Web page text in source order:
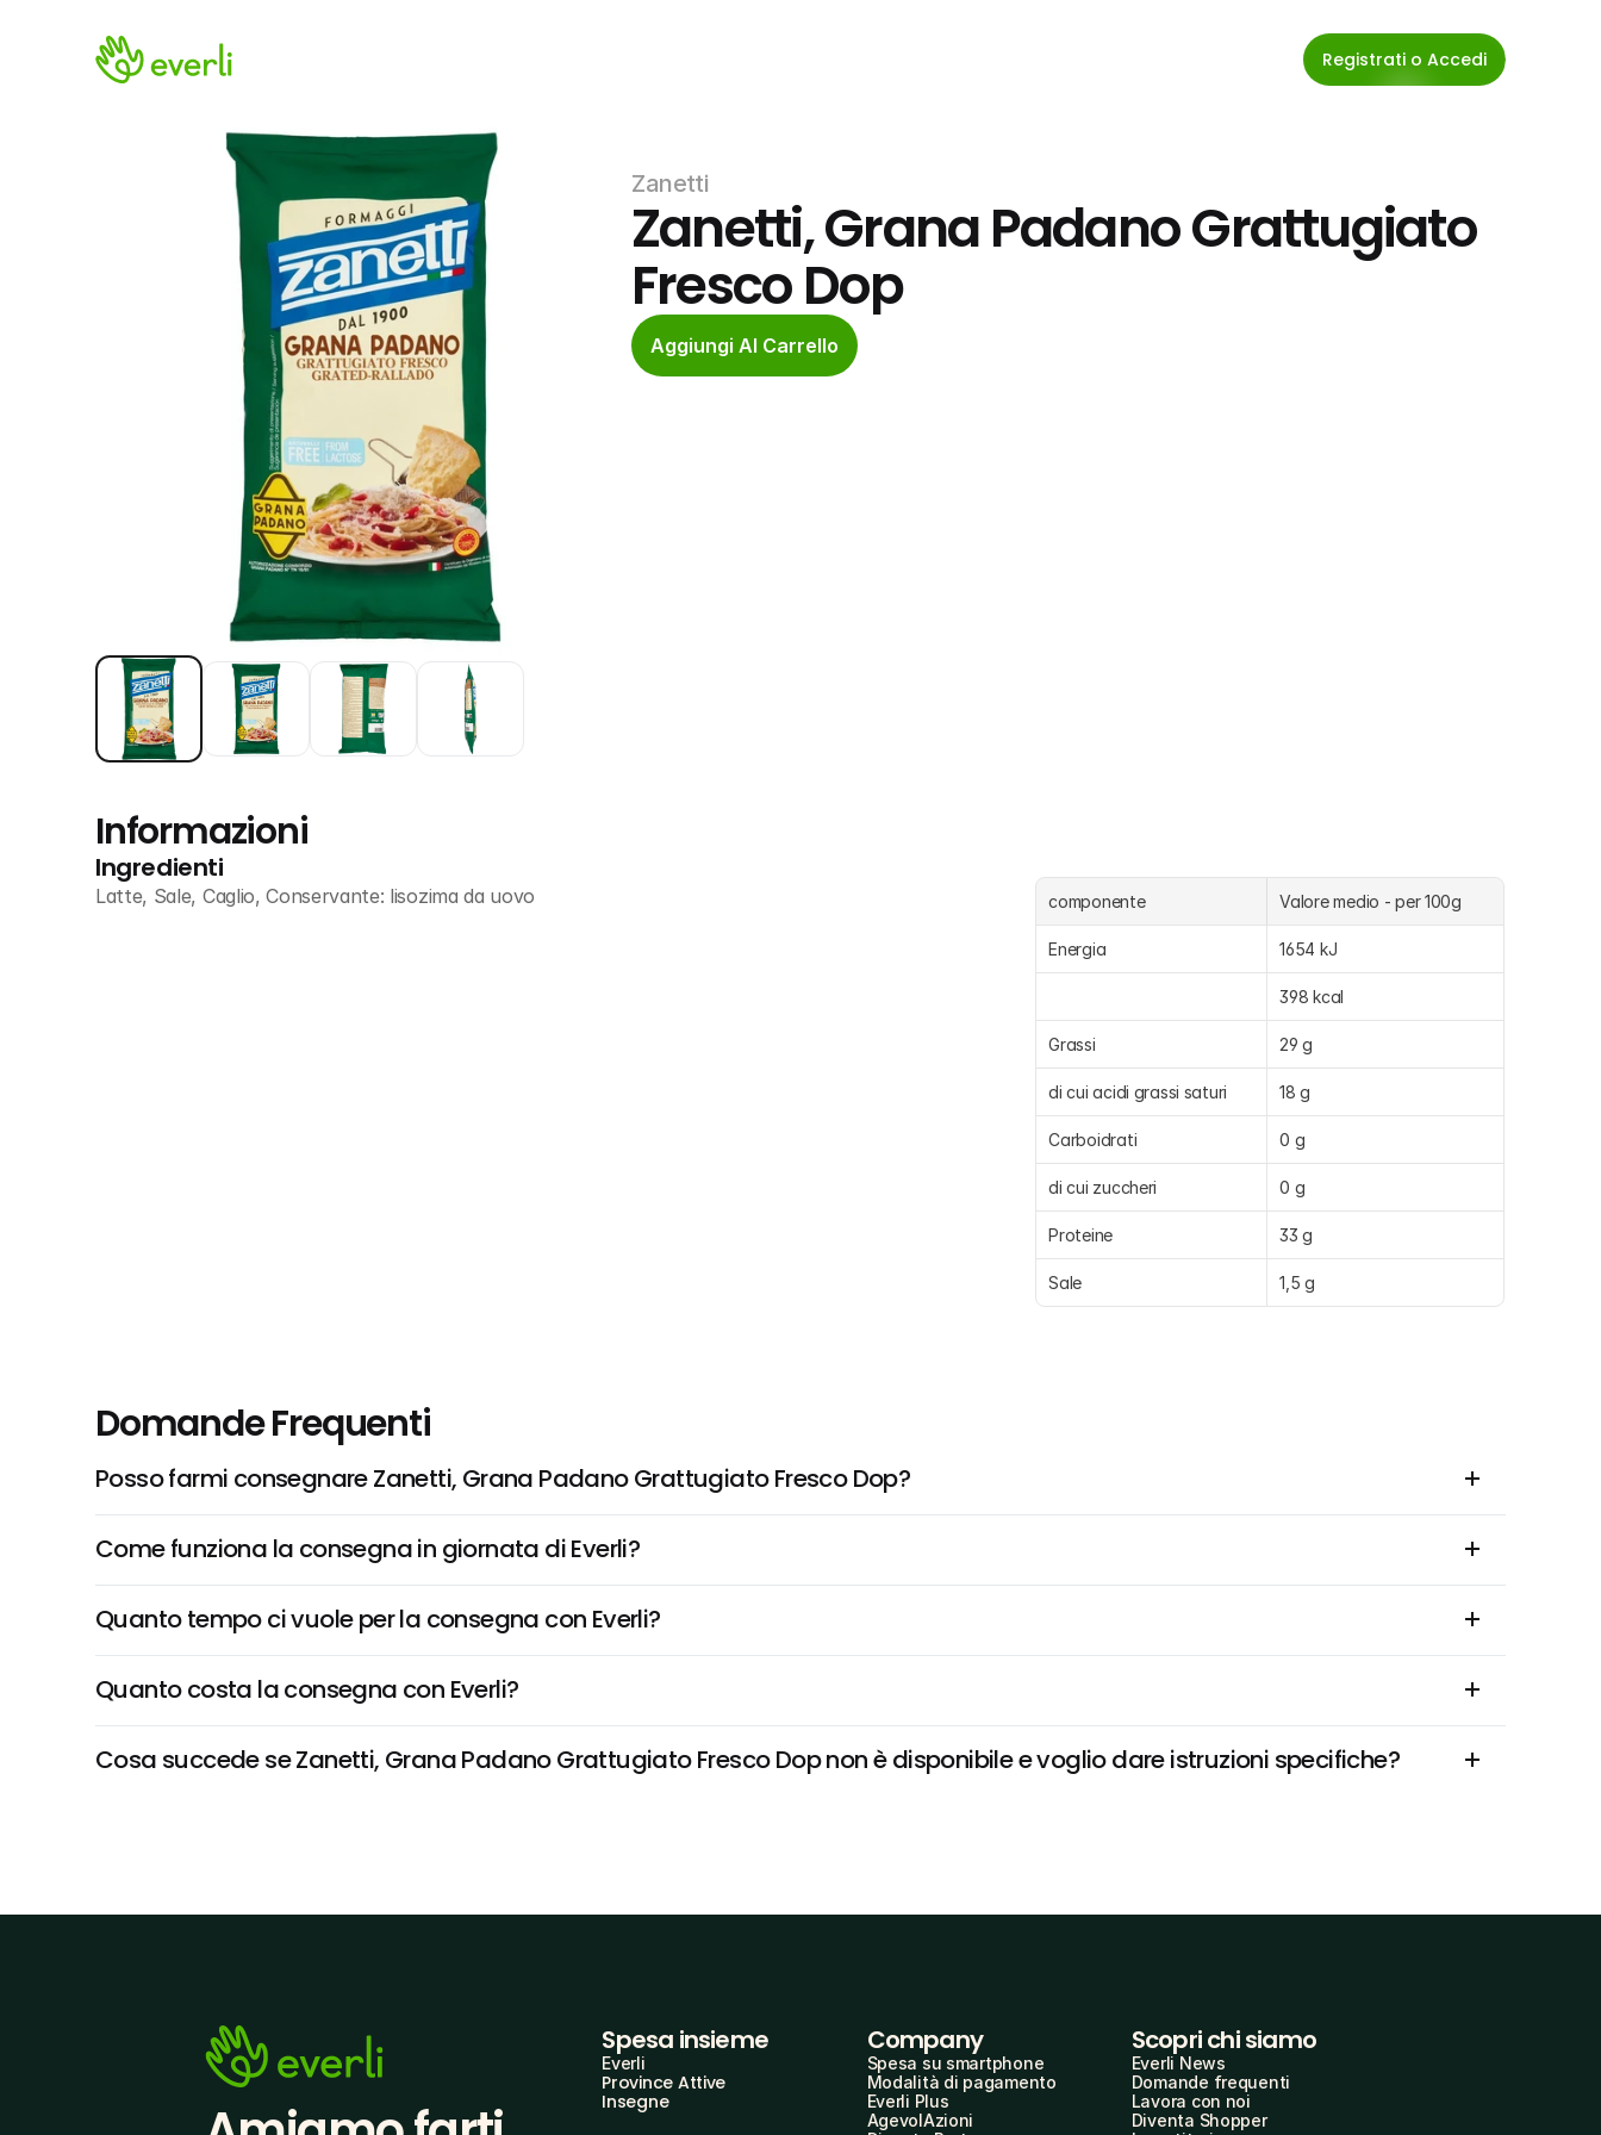
Registrati o Accedi
Zanetti
Zanetti, Grana Padano Grattugiato
Fresco Dop
Aggiungi Al Carrello
Informazioni
Ingredienti
Latte, Sale, Caglio, Conservante: lisozima da uovo componente Valore medio - per 100g
Energia 1654 kJ
398 kcal
Grassi 29 g
di cui acidi grassi saturi 18 g
Carboidrati 0 g
di cui zuccheri 0 g
Proteine 33 g
Sale 1,5 g
Domande Frequenti
Posso farmi consegnare Zanetti, Grana Padano Grattugiato Fresco Dop?
Come funziona la consegna in giornata di Everli?
Quanto tempo ci vuole per la consegna con Everli?
Quanto costa la consegna con Everli?
Cosa succede se Zanetti, Grana Padano Grattugiato Fresco Dop non è disponibile e voglio dare istruzioni specifiche?
Spesa insieme
Everli
Province Attive
Insegne
Company
Spesa su smartphone
Modalità di pagamento
Everli Plus
AgevolAzioni
Scopri chi siamo
Everli News
Domande frequenti
Lavora con noi
Diventa Shopper